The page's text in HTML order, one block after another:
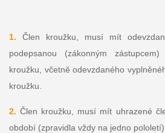
1. Člen kroužku, musí mít
podepsanou (zákonným
kroužku, včetně odevzdaného
kroužku.
2. Člen kroužku, musí mít uhrazené
období (zpravidla vždy na jedno pololetí).